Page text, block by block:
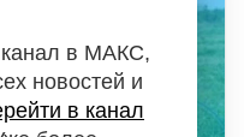
в МАКС,
новостей и
в канал